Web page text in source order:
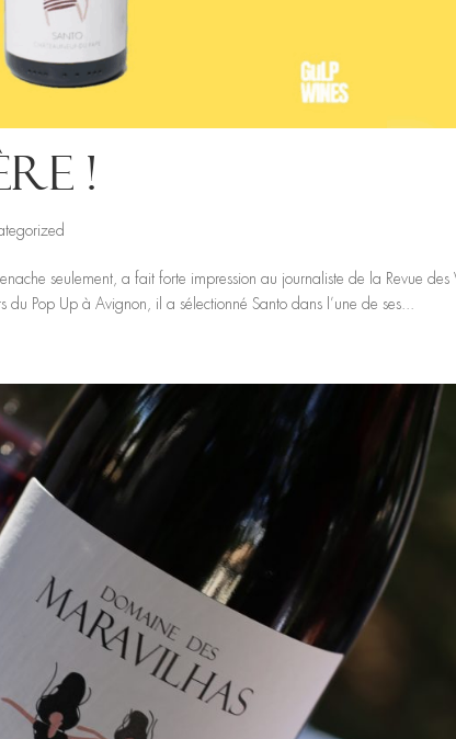
!
seulement, a fait forte impression au journaliste de la Revue des
du Pop Up à Avignon, il a sélectionné Santo dans l’une de ses...